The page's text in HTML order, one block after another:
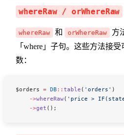
whereRaw / orWhereRaw
whereRaw 和 orWhereRaw
方
「where」子句。这些方法接
数：
$orders = DB :: table ( 'orders' )
    ->
whereRaw( 'price >
    ->
get ();